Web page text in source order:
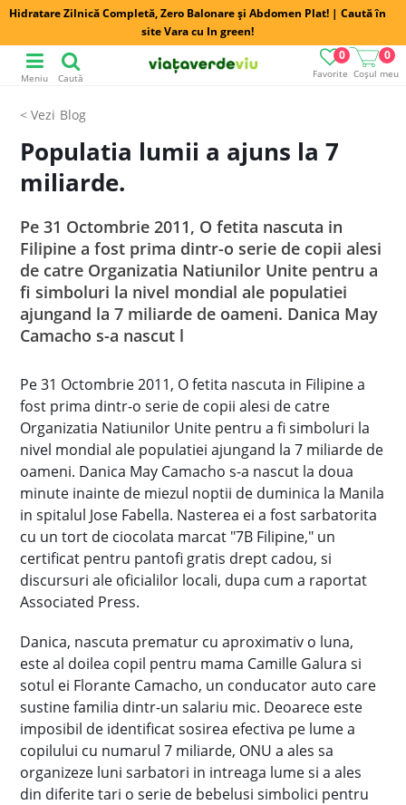
Hidratare Zilnică Completă, Zero Balonare și Abdomen Plat! | Caută în
site Vara cu In green!
Favorite
0
Coșul meu
0
Meniu Caută
Blog
Populatia lumii a ajuns la 7
miliarde.
Pe 31 Octombrie 2011, O fetita nascuta in
Filipine a fost prima dintr-o serie de copii alesi
de catre Organizatia Natiunilor Unite pentru a
fi simboluri la nivel mondial ale populatiei
ajungand la 7 miliarde de oameni. Danica May
Camacho s-a nascut l
Pe 31 Octombrie 2011, O fetita nascuta in Filipine a
fost prima dintr-o serie de copii alesi de catre
Organizatia Natiunilor Unite pentru a fi simboluri la
nivel mondial ale populatiei ajungand la 7 miliarde de
oameni. Danica May Camacho s-a nascut la doua
minute inainte de miezul noptii de duminica la Manila
in spitalul Jose Fabella. Nasterea ei a fost sarbatorita
cu un tort de ciocolata marcat "7B Filipine," un
certificat pentru pantofi gratis drept cadou, si
discursuri ale oficialilor locali, dupa cum a raportat
Associated Press.
Danica, nascuta prematur cu aproximativ o luna,
este al doilea copil pentru mama Camille Galura si
sotul ei Florante Camacho, un conducator auto care
sustine familia dintr-un salariu mic. Deoarece este
imposibil de identificat sosirea efectiva pe lume a
copilului cu numarul 7 miliarde, ONU a ales sa
organizeze luni sarbatori in intreaga lume si a ales
din diferite tari o serie de bebelusi simbolici pentru